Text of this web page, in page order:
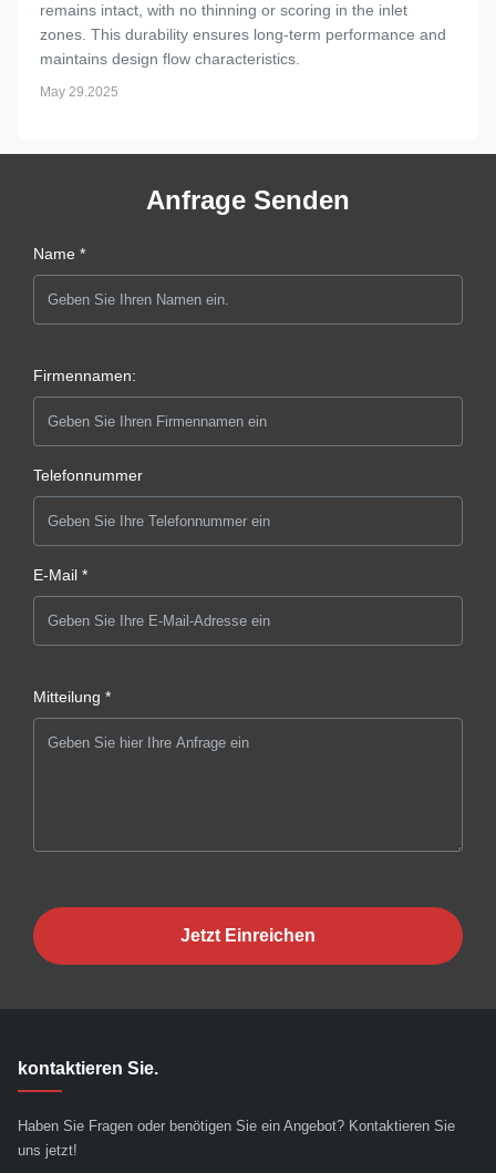
remains intact, with no thinning or scoring in the inlet
zones. This durability ensures long-term performance and
maintains design flow characteristics.
May 29.2025
Anfrage Senden
Name *
Firmennamen:
Telefonnummer
E-Mail *
Mitteilung *
Jetzt Einreichen
kontaktieren Sie.
Haben Sie Fragen oder benötigen Sie ein Angebot? Kontaktieren Sie
uns jetzt!